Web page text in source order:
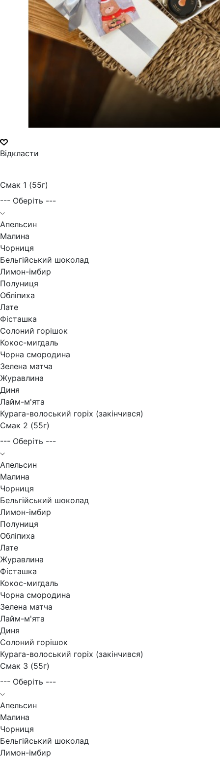
Відкласти
Смак 1 (55г)
--- Оберіть ---
Апельсин
Малина
Чорниця
Бельгійський шоколад
Лимон-імбир
Полуниця
Обліпиха
Лате
Фісташка
Солоний горішок
Кокос-мигдаль
Чорна смородина
Зелена матча
Журавлина
Диня
Лайм-м'ята
Курага-волоський горіх (закінчився)
Смак 2 (55г)
--- Оберіть ---
Апельсин
Малина
Чорниця
Бельгійський шоколад
Лимон-імбир
Полуниця
Обліпиха
Лате
Журавлина
Фісташка
Кокос-мигдаль
Чорна смородина
Зелена матча
Лайм-м'ята
Диня
Солоний горішок
Курага-волоський горіх (закінчився)
Смак 3 (55г)
--- Оберіть ---
Апельсин
Малина
Чорниця
Бельгійський шоколад
Лимон-імбир